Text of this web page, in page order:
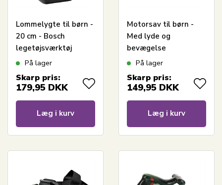
Lommelygte til børn -
20 cm - Bosch
legetøjsværktøj
På lager
Skarp pris:
179,95 DKK
Læg i kurv
Motorsav til børn -
Med lyde og
bevægelse
På lager
Skarp pris:
149,95 DKK
Læg i kurv